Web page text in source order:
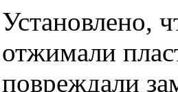
Установлено,
отжимали
повреждали